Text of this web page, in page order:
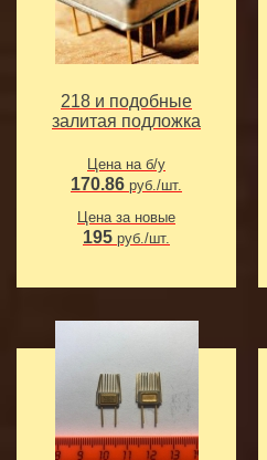
218 и подобные
залитая подложка
Цена на б/у
170.86 руб./шт.
Цена за новые
195 руб./шт.